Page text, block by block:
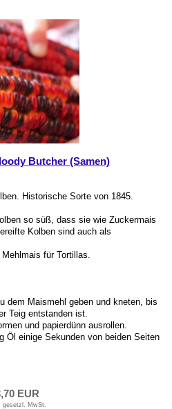
Butcher (Samen)
Historische Sorte von 1845.
so süß, dass sie wie Zuckermais
Kolben sind auch als
für Tortillas.
dem Maismehl geben und kneten, bis
Teig entstanden ist.
und papierdünn ausrollen.
Öl einige Sekunden von beiden Seiten
EUR
gesetzl. MwSt.